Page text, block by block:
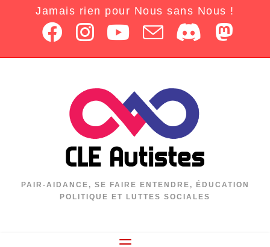
Jamais rien pour Nous sans Nous !
PAIR-AIDANCE, SE FAIRE ENTENDRE, ÉDUCATION
POLITIQUE ET LUTTES SOCIALES